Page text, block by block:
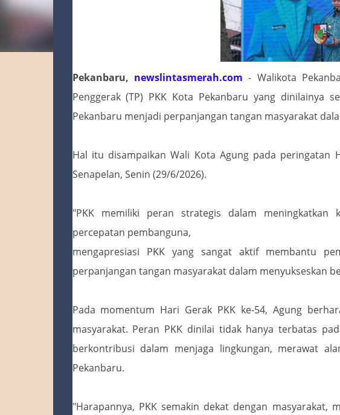
Pekanbaru, newslintasmerah.com - Walikota
Penggerak (TP) PKK Kota Pekanbaru yang dinilainya
Pekanbaru menjadi perpanjangan tangan masyarakat
Hal itu disampaikan Wali Kota Agung pada peringatan
Senapelan, Senin (29/6/2026).
"PKK memiliki peran strategis dalam meningkatkan
percepatan pembanguna,
mengapresiasi PKK yang sangat aktif membantu
perpanjangan tangan masyarakat dalam menyukseskan
Pada momentum Hari Gerak PKK ke-54, Agung
masyarakat. Peran PKK dinilai tidak hanya terbatas
berkontribusi dalam menjaga lingkungan, merawat
Pekanbaru.
"Harapannya, PKK semakin dekat dengan masyarakat,